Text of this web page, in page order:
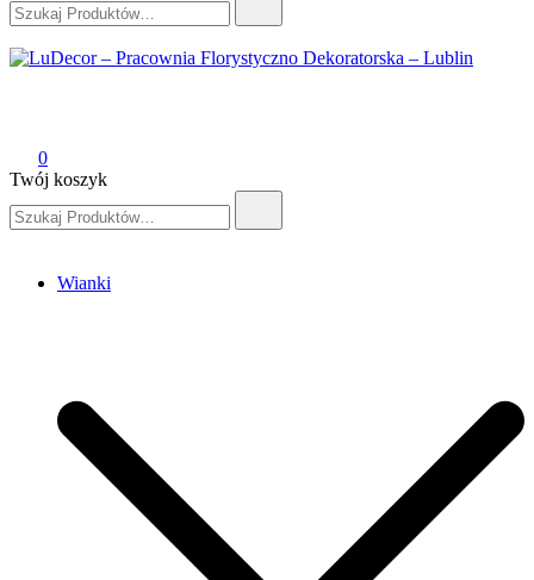
0
Twój koszyk
Wianki